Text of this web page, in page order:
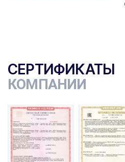
СЕРТИФИКАТЫ
КОМПАНИИ